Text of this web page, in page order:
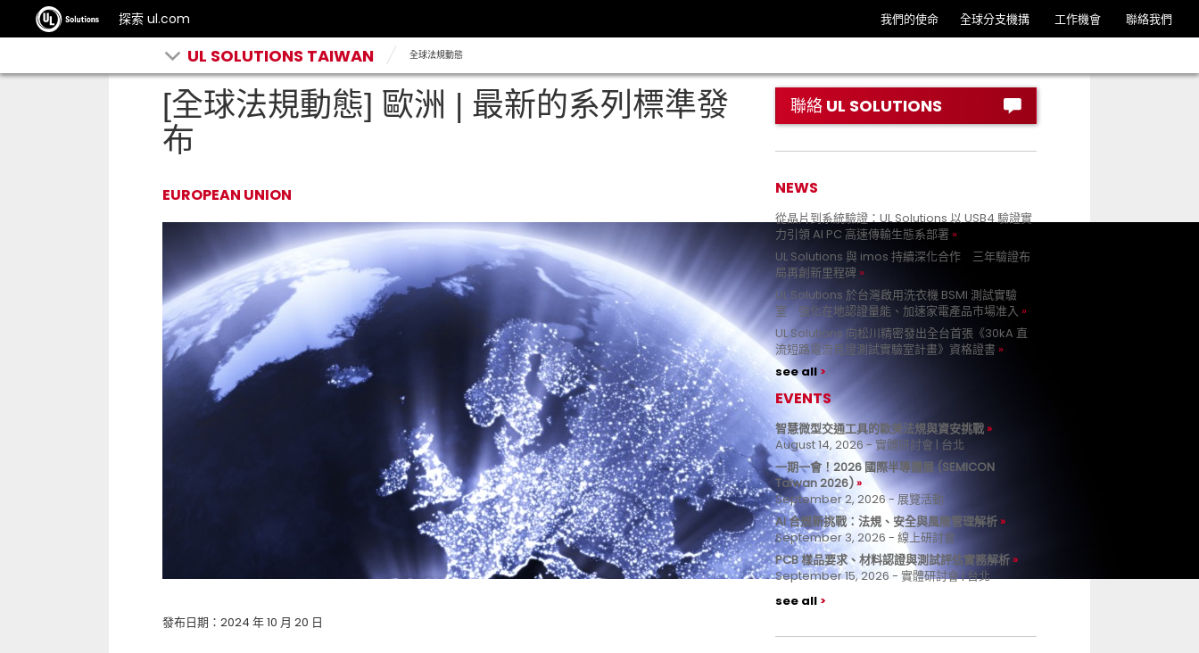
探索 ul.com 我們的使命 全球分支機搆 工作機會 聯絡我們
UL SOLUTIONS TAIWAN 全球法規動態
[全球法規動態] 歐洲 | 最新的系列標準發
布
EUROPEAN UNION
發布日期：2024 年 10 月 20 日
聯絡 UL SOLUTIONS
NEWS
從晶片到系統驗證：UL Solutions 以 USB4 驗證實
力引領 AI PC 高速傳輸生態系部署
UL Solutions 與 imos 持續深化合作 三年驗證布
局再創新里程碑
UL Solutions 於台灣啟用洗衣機 BSMI 測試實驗
室 強化在地認證量能、加速家電產品市場准入
UL Solutions 向松川精密發出全台首張《30kA 直
流短路電流見證測試實驗室計畫》資格證書
see all
EVENTS
智慧微型交通工具的歐美法規與資安挑戰
August 14, 2026 - 實體研討會 | 台北
一期一會！2026 國際半導體展 (SEMICON
Taiwan 2026)
September 2, 2026 - 展覽活動
AI 合規新挑戰：法規、安全與風險管理解析
September 3, 2026 - 線上研討會
PCB 樣品要求、材料認證與測試評估實務解析
September 15, 2026 - 實體研討會 | 台北
see all